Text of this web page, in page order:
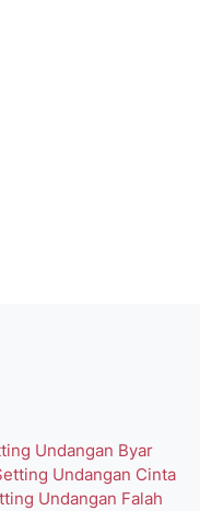
Undangan Byar
Undangan Cinta
Undangan Falah